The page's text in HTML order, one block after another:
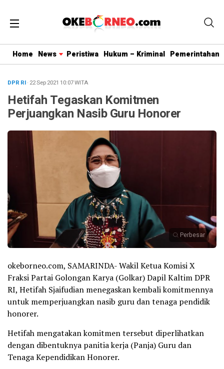
Home News Peristiwa Hukum – Kriminal Pemerintahan
DPR RI· 22 Sep 2021 10:07WITA
Hetifah Tegaskan Komitmen
Perjuangkan Nasib Guru Honorer
Perbesar
okeborneo.com, SAMARINDA- Wakil Ketua Komisi X
Fraksi Partai Golongan Karya (Golkar) Dapil Kaltim DPR
RI, Hetifah Sjaifudian menegaskan kembali komitmennya
untuk memperjuangkan nasib guru dan tenaga pendidik
honorer.
Hetifah mengatakan komitmen tersebut diperlihatkan
dengan dibentuknya panitia kerja (Panja) Guru dan
Tenaga Kependidikan Honorer.